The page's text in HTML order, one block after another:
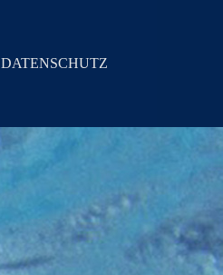
DATENSCHUTZ